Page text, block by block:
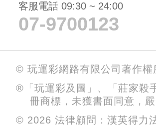
客服電話 09:30 ~ 24:00
07-9700123
© 玩運彩網路有限公司著作
®「玩運彩及圖」、「莊家殺
冊商標，未獲書面同意，嚴
© 2026 法律顧問：漢英得力